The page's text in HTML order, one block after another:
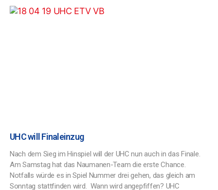
UHC will Finaleinzug
Nach dem Sieg im Hinspiel will der UHC nun auch in das Finale.
Am Samstag hat das Naumanen-Team die erste Chance.
Notfalls würde es in Spiel Nummer drei gehen, das gleich am
Sonntag stattfinden wird. Wann wird angepfiffen? UHC